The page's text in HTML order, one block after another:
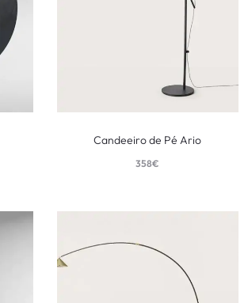
Candeeiro de Pé Ario
358€